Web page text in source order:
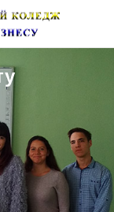
Міжнародним
світовою
глобальної
Викладачі Галушко